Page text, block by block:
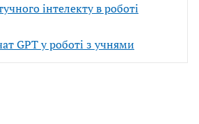
інтелекту в роботі
GPT у роботі з учнями